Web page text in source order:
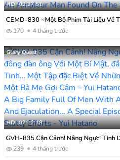
HD 02:27:51
CEMD-830 ~Một Bộ Phim Tài Liệu Về
Người đàn ông Nghiệp Dư Trên đường
170 4 tháng trước
Glory Quest
HD 02:12:18
GVH-835 Cận Cảnh! Nâng Ngực! Tình
ông Với Một Bí Mật, đầy Tiếng Cười Và
239 4 tháng trước